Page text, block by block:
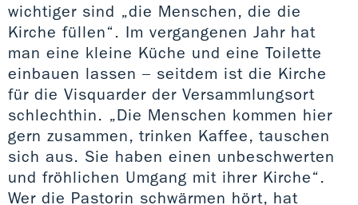
wichtiger sind „die Menschen, die die
Kirche füllen“. Im vergangenen Jahr hat
man eine kleine Küche und eine Toilette
einbauen lassen – seitdem ist die Kirche
für die Visquarder der Versammlungsort
schlechthin. „Die Menschen kommen hier
gern zusammen, trinken Kaffee, tauschen
sich aus. Sie haben einen unbeschwerten
und fröhlichen Umgang mit ihrer Kirche“.
Wer die Pastorin schwärmen hört, hat